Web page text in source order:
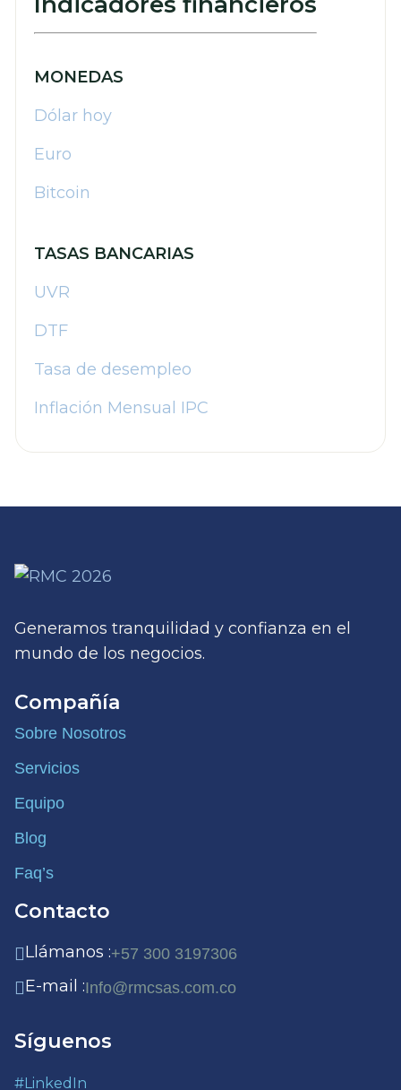
MONEDAS
Dólar hoy
Euro
Bitcoin
TASAS BANCARIAS
UVR
DTF
Tasa de desempleo
Inflación Mensual IPC
Generamos tranquilidad y confianza en el
mundo de los negocios.
Compañía
Sobre Nosotros
Servicios
Equipo
Blog
Faq’s
Contacto
Llámanos :+57 300 3197306
E-mail :Info@rmcsas.com.co
Síguenos
#LinkedIn